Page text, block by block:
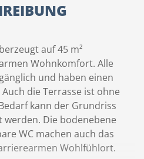
auf 45 m²
Wohnkomfort. Alle
und haben einen
die Terrasse ist ohne
kann der Grundriss
Die bodenebene
WC machen auch das
Wohlfühlort.